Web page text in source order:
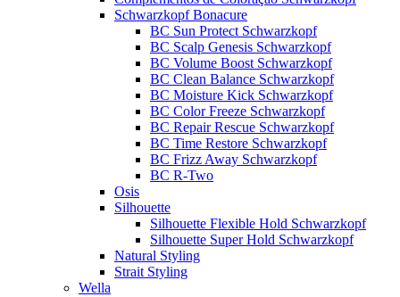
Schwarzkopf Bonacure
BC Sun Protect Schwarzkopf
BC Scalp Genesis Schwarzkopf
BC Volume Boost Schwarzkopf
BC Clean Balance Schwarzkopf
BC Moisture Kick Schwarzkopf
BC Color Freeze Schwarzkopf
BC Repair Rescue Schwarzkopf
BC Time Restore Schwarzkopf
BC Frizz Away Schwarzkopf
BC R-Two
Osis
Silhouette
Silhouette Flexible Hold Schwarzkopf
Silhouette Super Hold Schwarzkopf
Natural Styling
Strait Styling
Wella